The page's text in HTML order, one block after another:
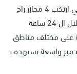
أفادت وزارة الصحة في غزة، بأن الجيش الإسرائيلي ارتكب 4 مجازر راح
ضحيتها أكثر من 40 مواطن، وإصابة العشرات، خلال ال 24 ساعة
على مختلف مناطق
واسعة تستهدف